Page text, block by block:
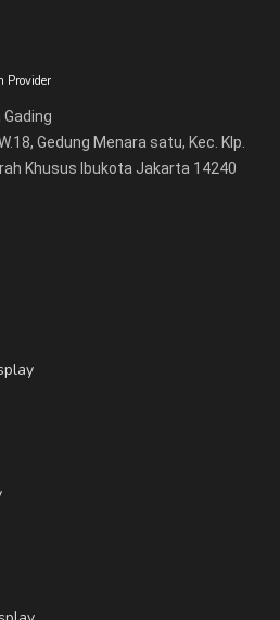
Provider
Gedung Menara satu, Kec. Klp.
Khusus Ibukota Jakarta 14240